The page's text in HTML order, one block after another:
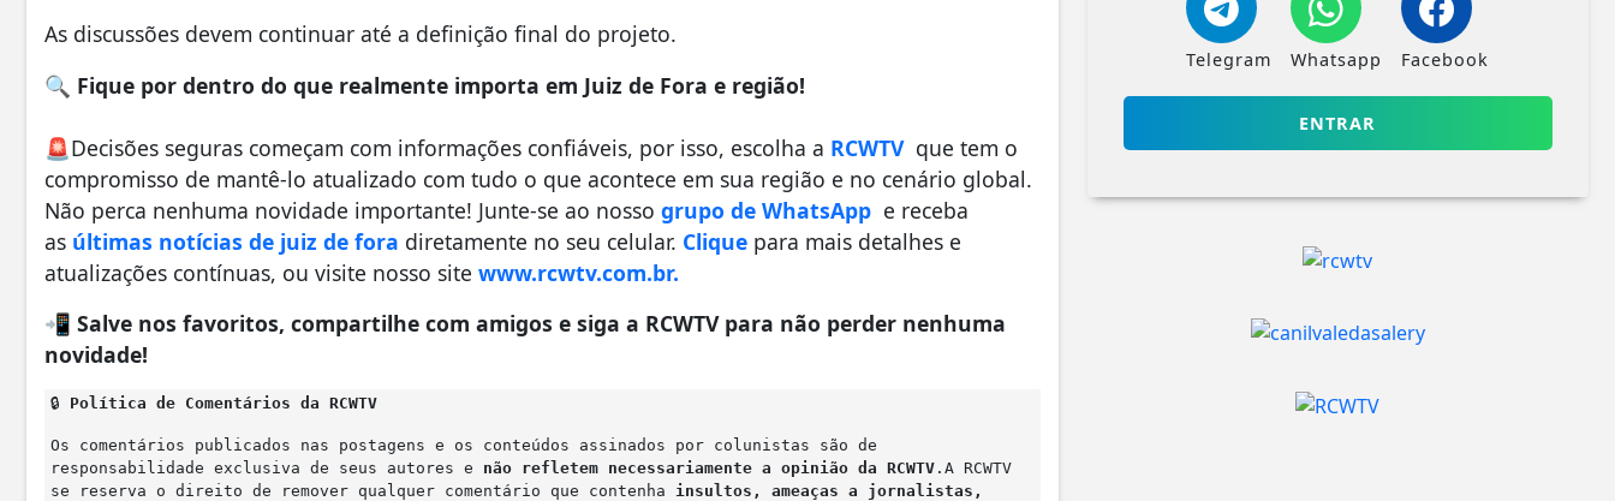
As discussões devem continuar até a definição final do projeto.
🔍 Fique por dentro do que realmente importa em Juiz de Fora e região!
🚨Decisões seguras começam com informações confiáveis, por isso, escolha a RCWTVque tem o
compromisso de mantê-lo atualizado com tudo o que acontece em sua região e no cenário global.
Não perca nenhuma novidade importante! Junte-se ao nosso grupo de WhatsApp e receba
as últimas notícias de juiz de fora diretamente no seu celular. Clique para mais detalhes e
atualizações contínuas, ou visite nosso site www.rcwtv.com.br.
📲 Salve nos favoritos, compartilhe com amigos e siga a RCWTV para não perder nenhuma
novidade!
🔒 Política de Comentários da RCWTV
Os comentários publicados nas postagens e os conteúdos assinados por colunistas são de
responsabilidade exclusiva de seus autores e não refletem necessariamente a opinião da RCWTV .A RCWTV
se reserva o direito de remover qualquer comentário que contenha insultos, ameaças a jornalistas,
Telegram Whatsapp Facebook
ENTRAR